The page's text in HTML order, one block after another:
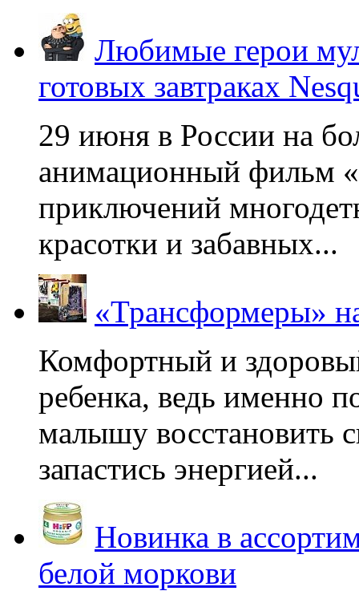
Любимые герои
готовых завтраках
29 июня в России на
анимационный фильм
приключений
красотки и забавных...
«Трансформеры»
Комфортный и
ребенка, ведь именно
малышу восстановить
запастись энергией...
Новинка в
белой моркови